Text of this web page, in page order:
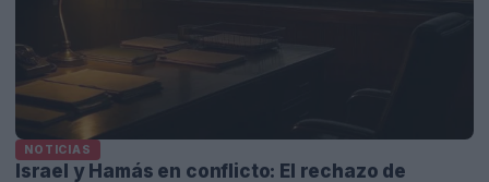
NOTICIAS
Israel y Hamás en conflicto: El rechazo de